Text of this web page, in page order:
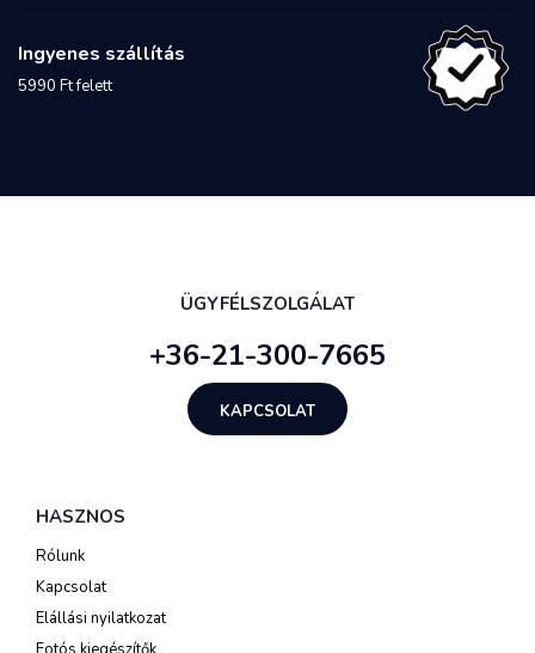
Ingyenes szállítás
5990 Ft felett
ÜGYFÉLSZOLGÁLAT
+36-21-300-7665
KAPCSOLAT
HASZNOS
Rólunk
Kapcsolat
Elállási nyilatkozat